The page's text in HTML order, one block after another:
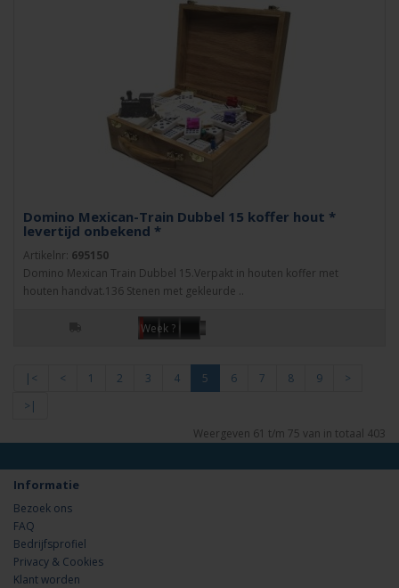
Domino Mexican-Train Dubbel 15 koffer hout *
levertijd onbekend *
Artikelnr: 695150
Domino Mexican Train Dubbel 15.Verpakt in houten koffer met
houten handvat.136 Stenen met gekleurde ..
Week ?
|< < 1 2 3 4 5 6 7 8 9
>
>|
Weergeven 61 t/m 75 van in totaal 403
Informatie
Bezoek ons
FAQ
Bedrijfsprofiel
Privacy & Cookies
Klant worden